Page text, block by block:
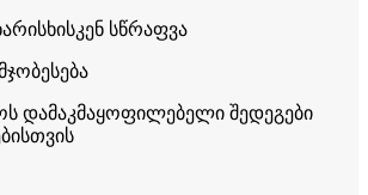
სწრაფვა
დამაკმაყოფილებელი შედეგები